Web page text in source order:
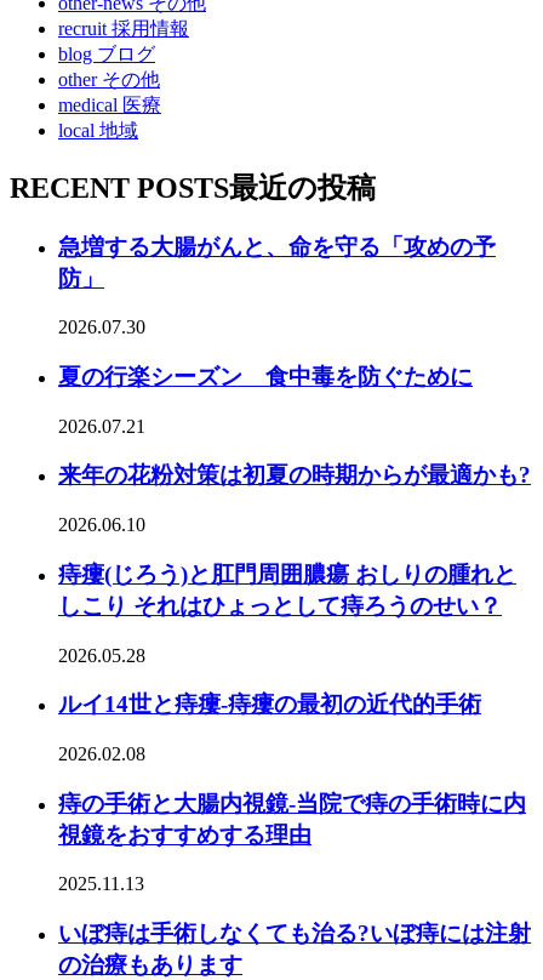
recruit 採用情報
blog ブログ
other その他
medical 医療
local 地域
RECENT POSTS最近の投稿
急増する大腸がんと、命を守る「攻めの予
防」
2026.07.30
夏の行楽シーズン 食中毒を防ぐために
2026.07.21
来年の花粉対策は初夏の時期からが最適かも?
2026.06.10
痔瘻(じろう)と肛門周囲膿瘍 おしりの腫れと
しこり それはひょっとして痔ろうのせい？
2026.05.28
ルイ14世と痔瘻-痔瘻の最初の近代的手術
2026.02.08
痔の手術と大腸内視鏡-当院で痔の手術時に内
視鏡をおすすめする理由
2025.11.13
いぼ痔は手術しなくても治る?いぼ痔には注射
の治療もあります